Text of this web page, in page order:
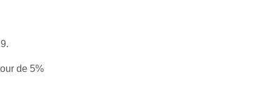
de 5%